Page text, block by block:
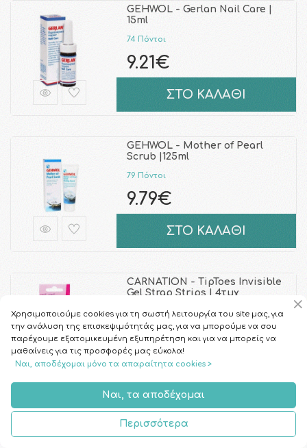
GEHWOL - Gerlan Nail Care |
15ml
74 Πόντοι
9.21€
ΣΤΟ ΚΑΛΑΘΙ
GEHWOL - Mother of Pearl
Scrub |125ml
79 Πόντοι
9.79€
ΣΤΟ ΚΑΛΑΘΙ
CARNATION - TipToes Invisible
Gel Strap Strips | 4τμχ
58 Πόντοι
7.22€
ΣΤΟ ΚΑΛΑΘΙ
DR.CICCARELLI - Timodore
Deodorant Spray | 150ml
Χρησιμοποιούμε cookies για τη σωστή λειτουργία του site μας, για
την ανάλυση της επισκεψιμότητάς μας, για να μπορούμε να σου
παρέχουμε εξατομικευμένη εξυπηρέτηση και για να μπορείς να
μαθαίνεις για τις προσφορές μας εύκολα!
Ναι, αποδέχομαι μόνο τα απαραίτητα cookies >
Ναι, τα αποδέχομαι
Περισσότερα